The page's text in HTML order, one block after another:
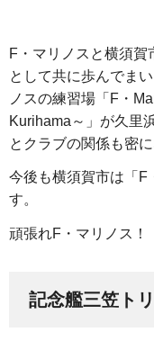
F・マリノスと横須賀
として共に歩んでま
ノスの練習場「F・
Kurihama～」が久里
とクラブの関係も密
今後も横須賀市は「F
す。
頑張れF・マリノス！
記念艦三笠ト